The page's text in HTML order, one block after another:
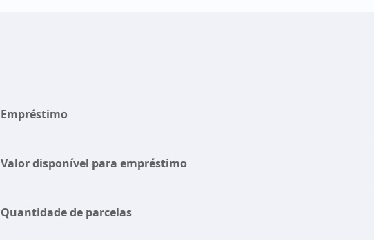
Empréstimo
Valor disponível para empréstimo
Quantidade de parcelas